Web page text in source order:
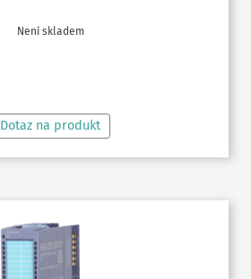
Není skladem
Dotaz na produkt